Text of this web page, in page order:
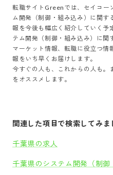
転職サイトGreenでは、 セイコー
ム開発（制御・組み込み）
に関す
報を今後も幅広く紹介していく予
テム開発（制御・組み込み）
に関
マーケット情報、転職に役立つ情
報をいち早くお届けします。
今すぐの人も、これからの人も
をオススメします。
関連した項目で検索してみま
千葉県の求人
千葉県のシステム開発（制御